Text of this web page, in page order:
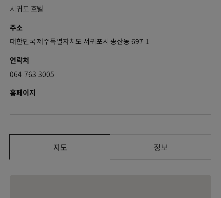
서귀포 호텔
주소
대한민국 제주특별자치도 서귀포시 송산동 697-1
연락처
064-763-3005
홈페이지
지도 정보